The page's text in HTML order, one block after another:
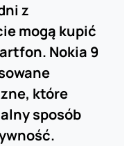
z
mogą kupić
Nokia 9
które
sposób